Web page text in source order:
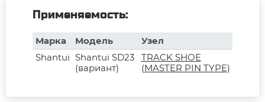
Применяемость:
Марка Модель
Узел
Shantui Shantui SD23
(вариант)
TRACK SHOE
(MASTER PIN TYPE)